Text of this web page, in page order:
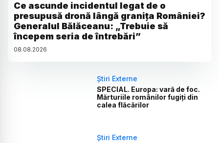
Ce ascunde incidentul legat de o
presupusă dronă lângă granița României?
Generalul Bălăceanu: „Trebuie să
începem seria de întrebări”
08.08.2026
Știri Externe
SPECIAL. Europa: vară de foc.
Mărturiile românilor fugiți din
calea flăcărilor
Știri Externe